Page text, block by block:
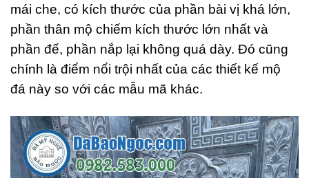
mái che, có kích thước của phần bài vị khá lớn,
phần thân mộ chiếm kích thước lớn nhất và
phần đế, phần nắp lại không quá dày. Đó cũng
chính là điểm nổi trội nhất của các thiết kế mộ
đá này so với các mẫu mã khác.